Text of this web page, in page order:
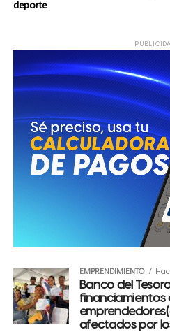
deporte
EMPRENDIMIENTO
Banco del
financiamientos
afectados por